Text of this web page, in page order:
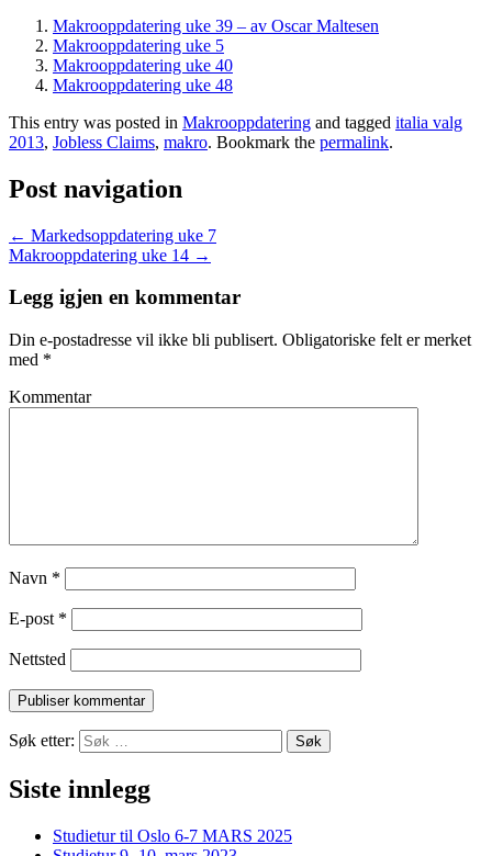
Makrooppdatering uke 39 – av Oscar Maltesen
Makrooppdatering uke 5
Makrooppdatering uke 40
Makrooppdatering uke 48
This entry was posted in Makrooppdatering and tagged italia valg
2013, Jobless Claims, makro. Bookmark the permalink.
Post navigation
← Markedsoppdatering uke 7
Makrooppdatering uke 14 →
Legg igjen en kommentar
Din e-postadresse vil ikke bli publisert. Obligatoriske felt er merket
med *
Kommentar
Navn *
E-post *
Nettsted
Søk etter:
Siste innlegg
Studietur til Oslo 6-7 MARS 2025